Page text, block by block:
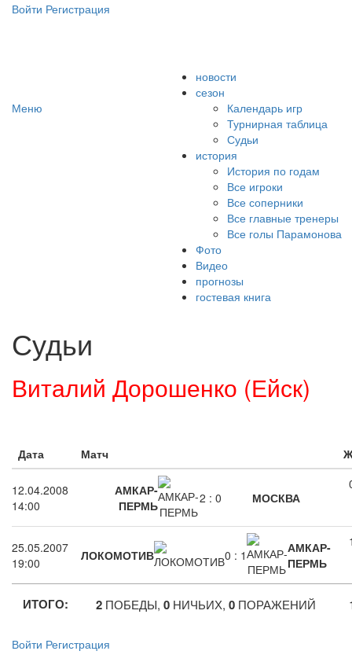
Войти Регистрация
Меню
новости
сезон
Календарь игр
Турнирная таблица
Судьи
история
История по годам
Все игроки
Все соперники
Все главные тренеры
Все голы Парамонова
Фото
Видео
прогнозы
гостевая книга
Судьи
Виталий Дорошенко (Ейск)
Дата Матч
12.04.2008
14:00
АМКАР-
ПЕРМЬ
2 : 0 МОСКВА
25.05.2007
19:00
ЛОКОМОТИВ 0 : 1
АМКАР-
ПЕРМЬ
ИТОГО: 2 ПОБЕДЫ, 0 НИЧЬИХ, 0 ПОРАЖЕНИЙ
Войти Регистрация